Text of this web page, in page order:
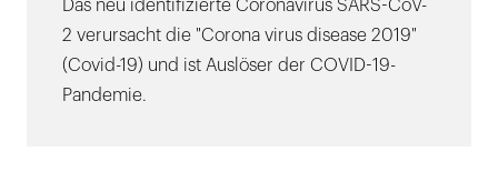
Das neu identifizierte Coronavirus SARS-CoV-
2 verursacht die "Corona virus disease 2019"
(Covid-19) und ist Auslöser der COVID-19-
Pandemie.